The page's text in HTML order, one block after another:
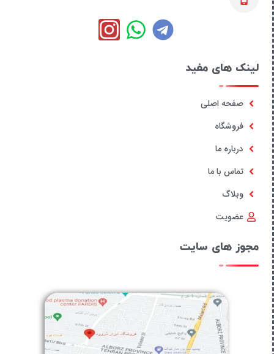
لینک های مفید
صفحه اصلی
فروشگاه
درباره ما
تماس با ما
وبلاگ
عضویت
مجوز های سایت